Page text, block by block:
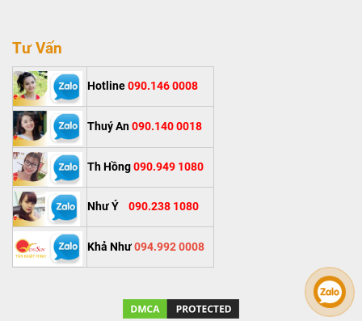
Tư Vấn
Hotline090.146 0008
Thuý An090.140 0018
Th Hồng090.949 1080
Như Ý 090.238 1080
Khả Như094.992 0008